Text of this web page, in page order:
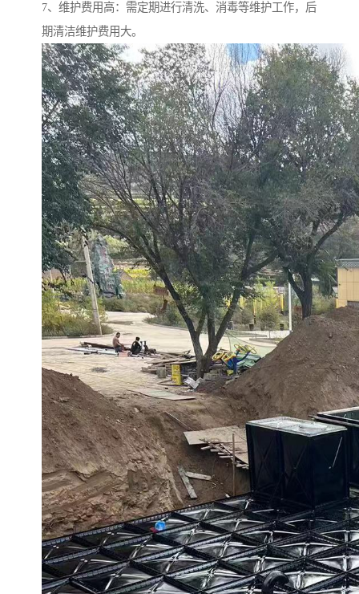
7、维护费用高：需定期进行清洗、消毒等维护工作，后
期清洁维护费用大。